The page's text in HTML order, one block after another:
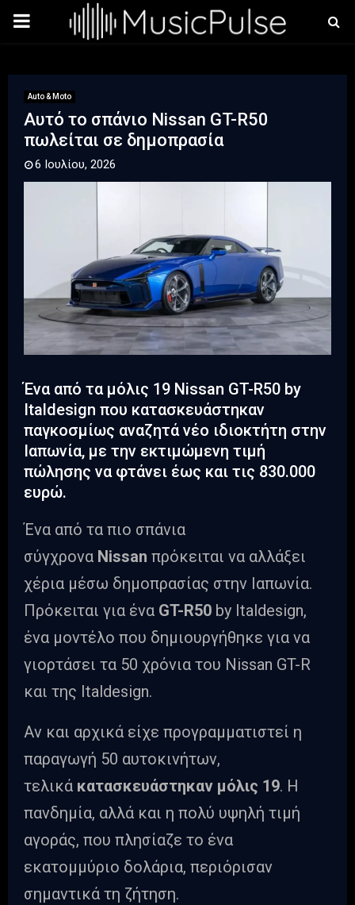
PRIMARY
Auto & Moto
Αυτό το σπάνιο Nissan GT-R50
πωλείται σε δημοπρασία
6 Ιουλίου, 2026
Ένα από τα μόλις 19 Nissan GT-R50 by
Italdesign που κατασκευάστηκαν
παγκοσμίως αναζητά νέο ιδιοκτήτη στην
Ιαπωνία, με την εκτιμώμενη τιμή
πώλησης να φτάνει έως και τις 830.000
ευρώ.
Ένα από τα πιο σπάνια
σύγχρονα Nissan πρόκειται να αλλάξει
χέρια μέσω δημοπρασίας στην Ιαπωνία.
Πρόκειται για ένα GT-R50 by Italdesign,
ένα μοντέλο που δημιουργήθηκε για να
γιορτάσει τα 50 χρόνια του Nissan GT-R
και της Italdesign.
Αν και αρχικά είχε προγραμματιστεί η
παραγωγή 50 αυτοκινήτων,
τελικά κατασκευάστηκαν μόλις 19. Η
πανδημία, αλλά και η πολύ υψηλή τιμή
αγοράς, που πλησίαζε το ένα
εκατομμύριο δολάρια, περιόρισαν
σημαντικά τη ζήτηση.